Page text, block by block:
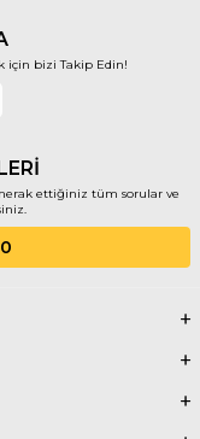
için bizi Takip Edin!
merak ettiğiniz tüm sorular ve